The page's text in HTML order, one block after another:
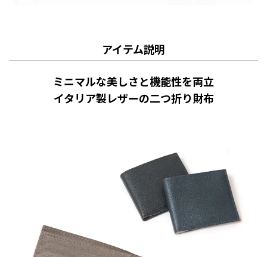
アイテム説明
ミニマルな美しさと機能性を両立
イタリア製レザーの二つ折り財布